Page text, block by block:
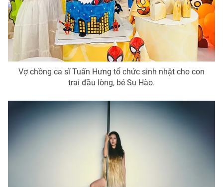
Vợ chồng ca sĩ Tuấn Hưng tổ chức sinh nhật cho con
trai đầu lòng, bé Su Hào.